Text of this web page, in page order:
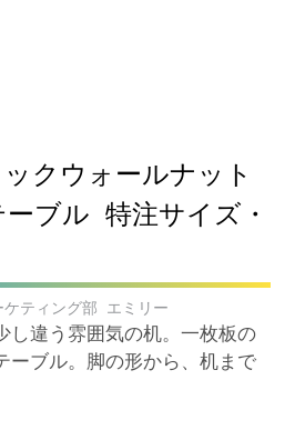
クウォールナット
ブル 特注サイズ・
ケティング部 エミリー
し違う雰囲気の机。一枚板の
ーブル。脚の形から、机まで